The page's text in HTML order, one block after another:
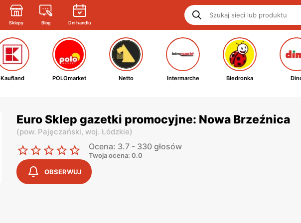
Sklepy Blog Dni handlu
Kaufland POLOmarket Netto Intermarche Biedronka
Euro Sklep gazetki promocyjne: Nowa Brzeźnica
(pow. Pajęczański, woj. Łódzkie)
Ocena: 3.7 - 330 głosów
Twoja ocena: 0.0
OBSERWUJ